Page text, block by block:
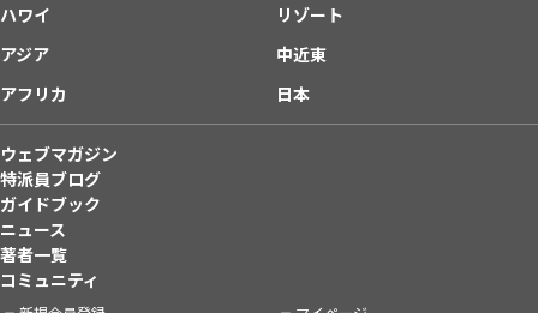
ハワイ
リゾート
アジア
中近東
アフリカ
日本
ウェブマガジン
特派員ブログ
ガイドブック
ニュース
著者一覧
コミュニティ